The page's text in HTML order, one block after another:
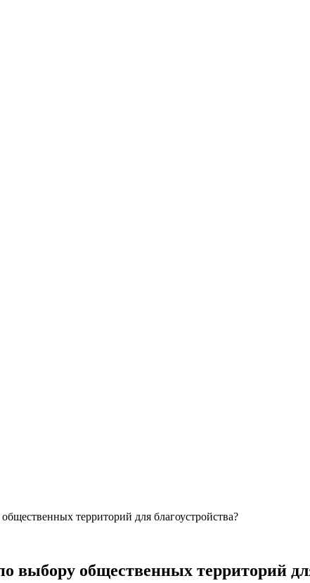
территорий для благоустройства?
выбору общественных территорий